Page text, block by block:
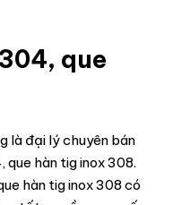
que
là đại lý chuyên bán
que hàn tig inox 308.
hàn tig inox 308 có